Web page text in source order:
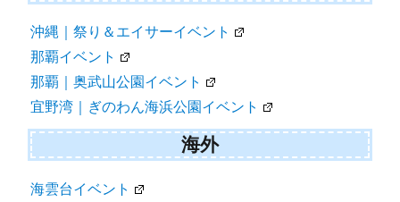
沖縄｜祭り＆エイサーイベント
那覇イベント
那覇｜奥武山公園イベント
宜野湾｜ぎのわん海浜公園イベント
海外
海雲台イベント